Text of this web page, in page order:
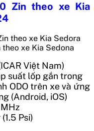
Zin theo xe Kia
xe Kia Sedona
Việt Nam)
suất lốp gắn trong
ODO trên xe và ứng
(Android, iOS)
Psi)